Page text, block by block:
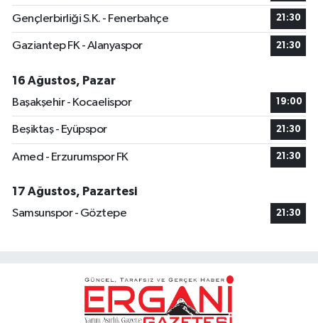
Gençlerbirliği S.K. - Fenerbahçe 21:30
Gaziantep FK - Alanyaspor 21:30
16 Ağustos, Pazar
Başakşehir - Kocaelispor
19:00
Beşiktaş - Eyüpspor 21:30
Amed - Erzurumspor FK 21:30
17 Ağustos, Pazartesi
Samsunspor - Göztepe
21:30